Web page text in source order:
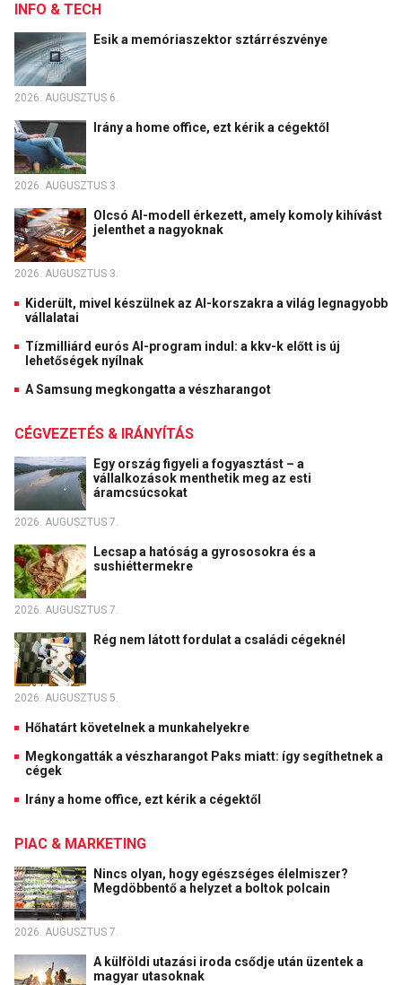
INFO & TECH
Esik a memóriaszektor sztárrészvénye
2026. AUGUSZTUS 6.
Irány a home office, ezt kérik a cégektől
2026. AUGUSZTUS 3.
Olcsó AI-modell érkezett, amely komoly kihívást
jelenthet a nagyoknak
2026. AUGUSZTUS 3.
Kiderült, mivel készülnek az AI-korszakra a világ legnagyobb
vállalatai
Tízmilliárd eurós AI-program indul: a kkv-k előtt is új
lehetőségek nyílnak
A Samsung megkongatta a vészharangot
CÉGVEZETÉS & IRÁNYÍTÁS
Egy ország figyeli a fogyasztást – a
vállalkozások menthetik meg az esti
áramcsúcsokat
2026. AUGUSZTUS 7.
Lecsap a hatóság a gyrososokra és a
sushiéttermekre
2026. AUGUSZTUS 7.
Rég nem látott fordulat a családi cégeknél
2026. AUGUSZTUS 5.
Hőhatárt követelnek a munkahelyekre
Megkongatták a vészharangot Paks miatt: így segíthetnek a
cégek
Irány a home office, ezt kérik a cégektől
PIAC & MARKETING
Nincs olyan, hogy egészséges élelmiszer?
Megdöbbentő a helyzet a boltok polcain
2026. AUGUSZTUS 7.
A külföldi utazási iroda csődje után üzentek a
magyar utasoknak